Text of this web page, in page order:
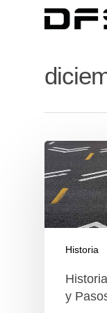
Historia
y